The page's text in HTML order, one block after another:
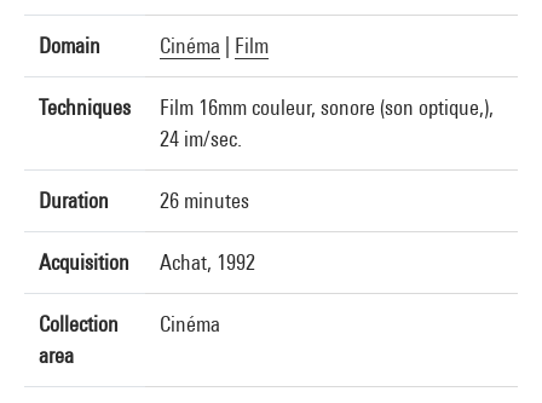
Domain Cinéma Film
Techniques
Film 16mm couleur, sonore (son optique,),
24 im/sec.
Duration 26 minutes
Acquisition Achat, 1992
Collection
area
Cinéma